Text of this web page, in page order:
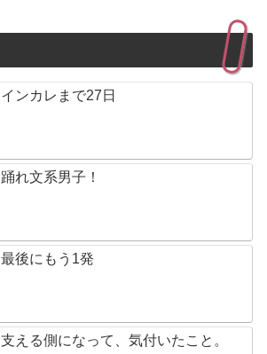
インカレまで27日
踊れ文系男子！
最後にもう1発
支える側になって、気付いたこと。